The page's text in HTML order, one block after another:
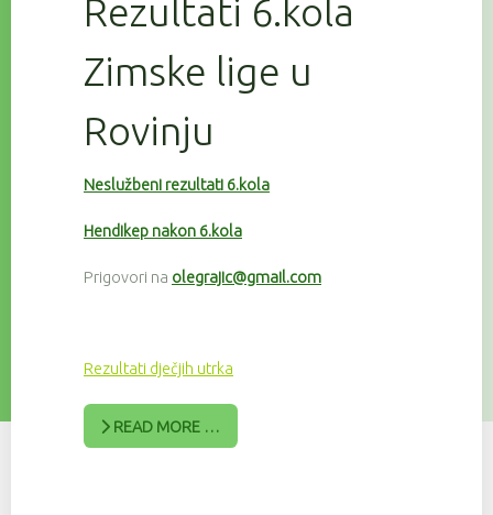
Rezultati 6.kola
Zimske lige u
Rovinju
Neslužbeni rezultati 6.kola
Hendikep nakon 6.kola
Prigovori na olegrajic@gmail.com
Rezultati dječjih utrka
READ MORE …